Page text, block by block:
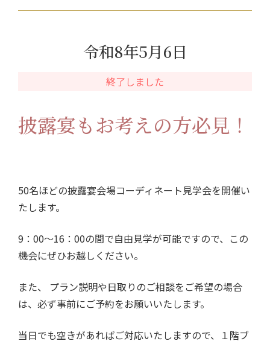
令和8年5月6日
終了しました
披露宴もお考えの方必見！
50名ほどの披露宴会場コーディネート見学会を開催い
たします。
9：00～16：00の間で自由見学が可能ですので、この
機会にぜひお越しください。
また、 プラン説明や日取りのご相談をご希望の場合
は、必ず事前にご予約をお願いいたします。
当日でも空きがあればご対応いたしますので、１階ブ